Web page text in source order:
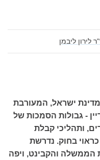
לירון ליבמן
ישראל, המעורבת
- גבולות הסמכות של
ותהליכי קבלת
בחוק. נדרשת
הממשלה והקבינט, ויפה